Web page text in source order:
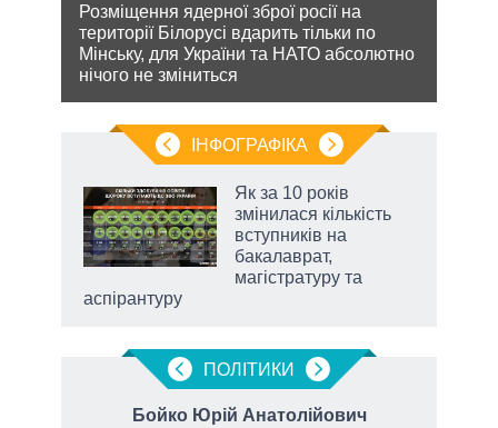
Розміщення ядерної зброї росії на
території Білорусі вдарить тільки по
Мінську, для України та НАТО абсолютно
нічого не зміниться
ІНФОГРАФІКА
Як за 10 років
змінилася кількість
вступників на
бакалаврат,
магістратуру та
аспірантуру
ПОЛIТИКИ
Бойко Юрій Анатолійович